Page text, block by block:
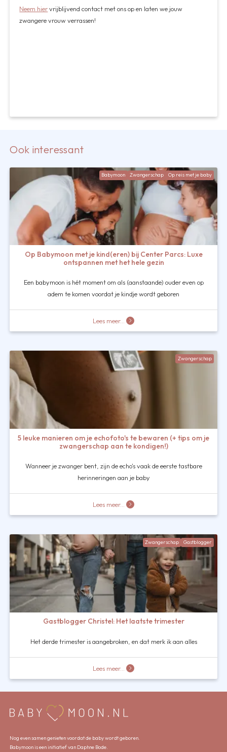
Neem hiervrijblijvend contact met ons op en laten we jouw
zwangere vrouw verrassen!
Ook interessant
Babymoon Zwangerschap Op reis met je baby
Op Babymoon met je kind(eren) bij Center Parcs: Luxe
ontspannen met het hele gezin
Een babymoon is hét moment om als (aanstaande) ouder even op
adem te komen voordat je kindje wordt geboren
Lees meer...
Zwangerschap
5 leuke manieren om je echofoto's te bewaren (+ tips om je
zwangerschap aan te kondigen!)
Wanneer je zwanger bent, zijn de echo's vaak de eerste tastbare
herinneringen aan je baby
Lees meer...
Zwangerschap Gastblogger
Gastblogger Christel: Het laatste trimester
Het derde trimester is aangebroken, en dat merk ik aan alles
Lees meer...
Nog even samen genieten voordat de baby wordt geboren.
Babymoon is een initiatief van Daphne Bode.